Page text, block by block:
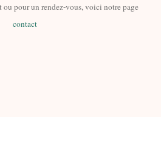
ou pour un rendez-vous, voici notre page
contact
MASSAGES DE BIEN ÊTRE AU